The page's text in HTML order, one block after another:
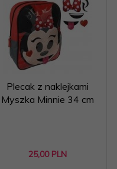
Plecak z naklejkami
Myszka Minnie 34 cm
25,00 PLN